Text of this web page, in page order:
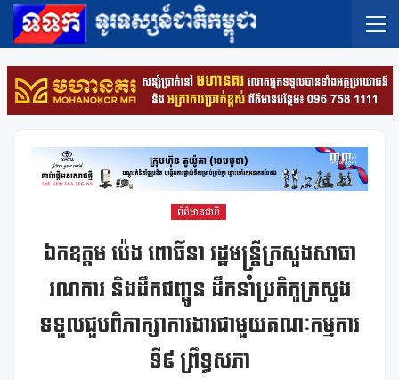
ព័ត៌មានជាតិ
ឯកឧត្តម ប៉េង ពោធិ៍នា រដ្ឋមន្ត្រីក្រសួងសាធា
រណការ និងដឹកជញ្ជូន ដឹកនាំប្រតិភូក្រសួង
ទទួលជួបពិភាក្សាការងារជាមួយគណៈកម្មការ
ទី៩ ព្រឹទ្ធសភា